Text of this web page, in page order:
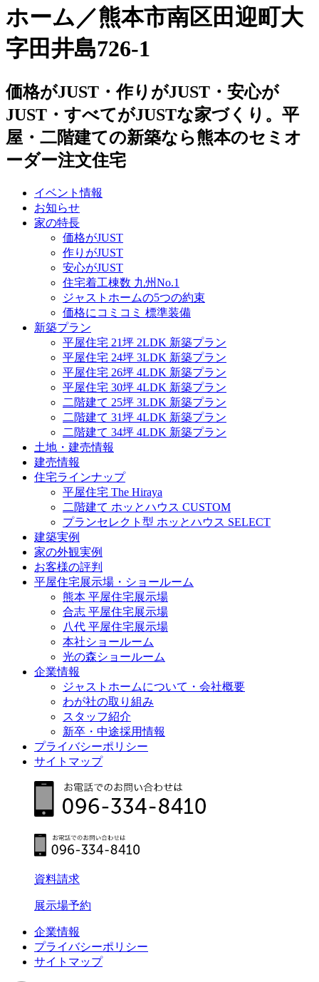
ホーム／熊本市南区田迎町大
字田井島726-1
価格がJUST・作りがJUST・安心が
JUST・すべてがJUSTな家づくり。平
屋・二階建ての新築なら熊本のセミオ
ーダー注文住宅
イベント情報
お知らせ
家の特長
価格がJUST
作りがJUST
安心がJUST
住宅着工棟数 九州No.1
ジャストホームの5つの約束
価格にコミコミ 標準装備
新築プラン
平屋住宅 21坪 2LDK 新築プラン
平屋住宅 24坪 3LDK 新築プラン
平屋住宅 26坪 4LDK 新築プラン
平屋住宅 30坪 4LDK 新築プラン
二階建て 25坪 3LDK 新築プラン
二階建て 31坪 4LDK 新築プラン
二階建て 34坪 4LDK 新築プラン
土地・建売情報
建売情報
住宅ラインナップ
平屋住宅 The Hiraya
二階建て ホッとハウス CUSTOM
プランセレクト型 ホッとハウス SELECT
建築実例
家の外観実例
お客様の評判
平屋住宅展示場・ショールーム
熊本 平屋住宅展示場
合志 平屋住宅展示場
八代 平屋住宅展示場
本社ショールーム
光の森ショールーム
企業情報
ジャストホームについて・会社概要
わが社の取り組み
スタッフ紹介
新卒・中途採用情報
プライバシーポリシー
サイトマップ
資料請求
展示場予約
企業情報
プライバシーポリシー
サイトマップ